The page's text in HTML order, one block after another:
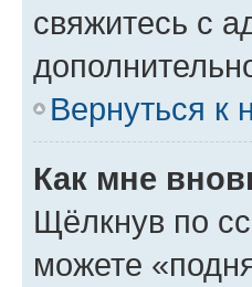
свяжитесь с
Вернуться к
Как мне
Щёлкнув по
можете